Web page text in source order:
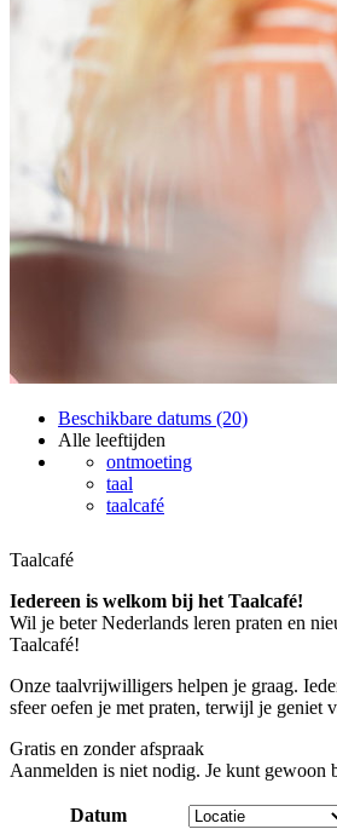
Beschikbare datums (20)
Alle leeftijden
ontmoeting
taal
taalcafé
Taalcafé
Iedereen is welkom bij het Taalcafé!
Wil je beter Nederlands leren praten en
Taalcafé!
Onze taalvrijwilligers helpen je graag.
sfeer oefen je met praten, terwijl je geniet
Gratis en zonder afspraak
Aanmelden is niet nodig. Je kunt gewoon
Datum